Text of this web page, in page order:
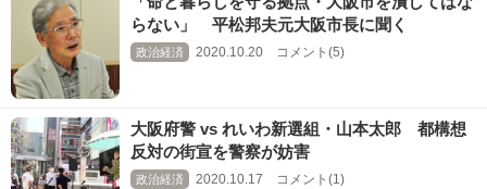
らない」 平松邦夫元大阪市長に聞く
政治経済 2020.10.20 コメント(5)
大阪府警 vs れいわ新選組・山本太郎 都構想
反対の街宣を警察が妨害
政治経済 2020.10.17 コメント(1)